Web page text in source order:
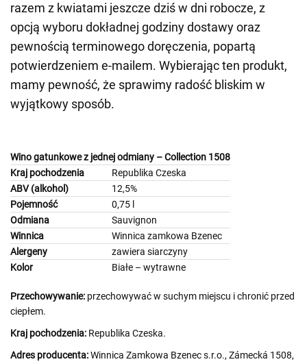
razem z kwiatami jeszcze dziś w dni robocze, z
opcją wyboru dokładnej godziny dostawy oraz
pewnością terminowego doręczenia, popartą
potwierdzeniem e-mailem. Wybierając ten produkt,
mamy pewność, że sprawimy radość bliskim w
wyjątkowy sposób.
Wino gatunkowe z jednej odmiany – Collection 1508
Kraj pochodzenia
Republika Czeska
ABV (alkohol)
12,5%
Pojemność
0,75 l
Odmiana
Sauvignon
Winnica
Winnica zamkowa Bzenec
Alergeny
zawiera siarczyny
Kolor
Białe – wytrawne
Przechowywanie: przechowywać w suchym miejscu i chronić przed
ciepłem.
Kraj pochodzenia: Republika Czeska.
Adres producenta:Winnica Zamkowa Bzenec s.r.o., Zámecká 1508,